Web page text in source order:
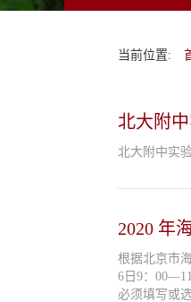
当前位置:
北大附
北大附中实
2020 年
根据北京市
6日9：00—11月8日14：00。报名网址：
必须填写或